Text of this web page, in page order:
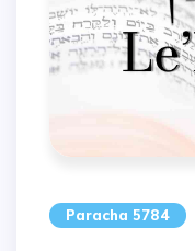
Paracha 5784